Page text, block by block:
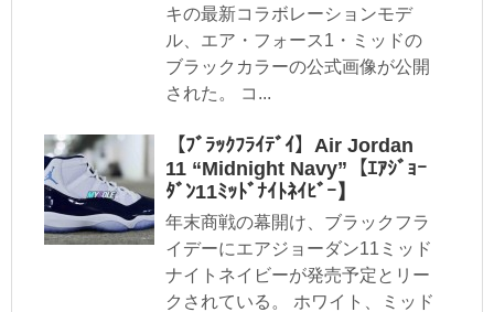
キの最新コラボレーションモデ
ル、エア・フォース1・ミッドの
ブラックカラーの公式画像が公開
された。 コ...
【ﾌﾞﾗｯｸﾌﾗｲﾃﾞｲ】Air Jordan
11 “Midnight Navy”【ｴｱｼﾞｮｰ
ﾀﾞﾝ11ﾐｯﾄﾞﾅｲﾄﾈｲﾋﾞｰ】
年末商戦の幕開け、ブラックフラ
イデーにエアジョーダン11ミッド
ナイトネイビーが発売予定とリー
クされている。 ホワイト、ミッド